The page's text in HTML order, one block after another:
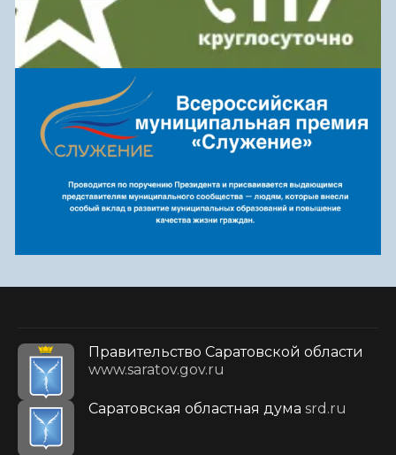
Правительство Саратовской области
www.saratov.gov.ru
Саратовская областная дума srd.ru